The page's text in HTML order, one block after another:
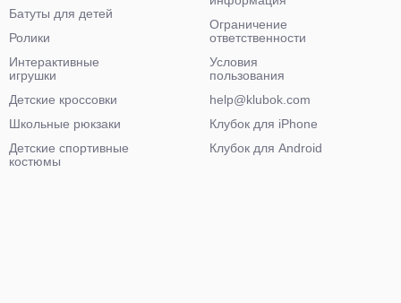
Батуты для детей
Ролики
Интерактивные
игрушки
Детские кроссовки
Школьные рюкзаки
Детские спортивные
костюмы
Ограничение
ответственности
Условия
пользования
help@klubok.com
Клубок для iPhone
Клубок для Android